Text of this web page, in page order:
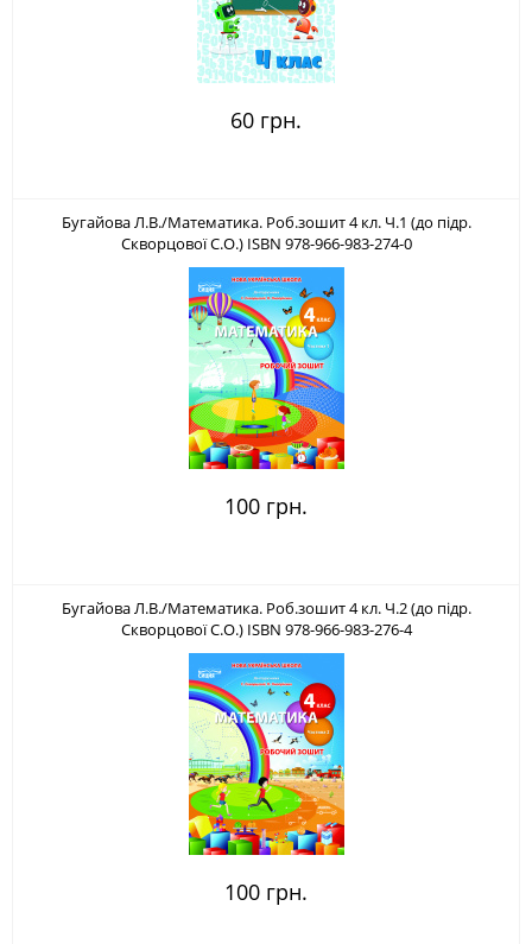
60 грн.
Бугайова Л.В./Математика. Роб.зошит 4 кл. Ч.1 (до підр.
Скворцової С.О.) ISBN 978-966-983-274-0
100 грн.
Бугайова Л.В./Математика. Роб.зошит 4 кл. Ч.2 (до підр.
Скворцової С.О.) ISBN 978-966-983-276-4
100 грн.